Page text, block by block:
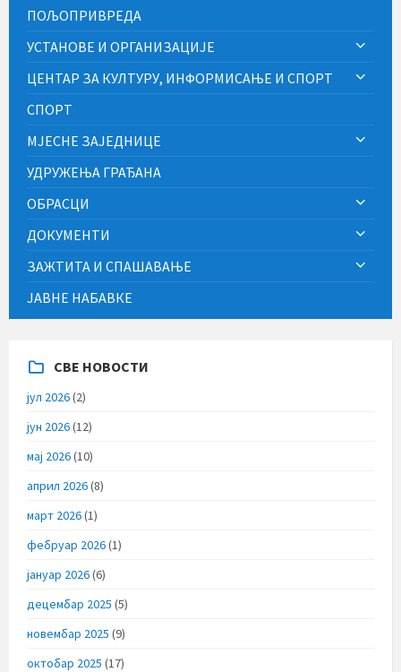
ПОЉОПРИВРЕДА
УСТАНОВЕ И ОРГАНИЗАЦИЈЕ
ЦЕНТАР ЗА КУЛТУРУ, ИНФОРМИСАЊЕ И СПОРТ
СПОРТ
МЈЕСНЕ ЗАЈЕДНИЦЕ
УДРУЖЕЊА ГРАЂАНА
ОБРАСЦИ
ДОКУМЕНТИ
ЗАЖТИТА И СПАШАВАЊЕ
ЈАВНЕ НАБАВКЕ
СВЕ НОВОСТИ
јул 2026(2)
јун 2026(12)
мај 2026(10)
април 2026(8)
март 2026(1)
фебруар 2026(1)
јануар 2026(6)
децембар 2025 (5)
новембар 2025 (9)
октобар 2025 (17)